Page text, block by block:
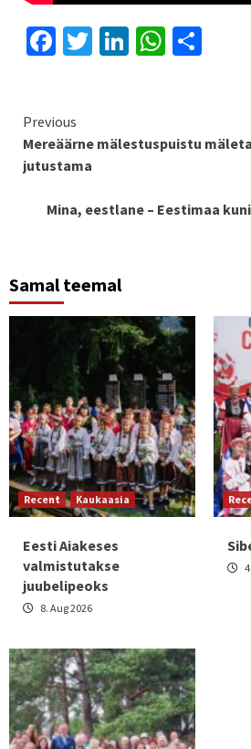
Facebook
Twitter
LinkedIn
Continue
Reading
Previous
Mereäärne mälestuspuistu
jutustama
Mina, eestlane – Eestimaa
Samal teemal
Recent Kaukaasia
Eesti Aiakeses
valmistutakse
juubelipeoks
8. Aug 2026